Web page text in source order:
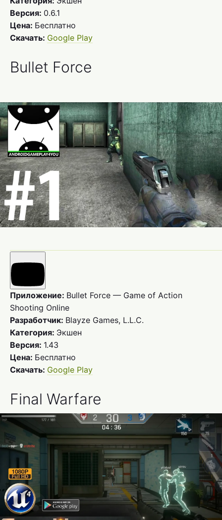
Версия: 0.6.1
Цена: Бесплатно
Скачать: Google Play
Bullet Force
Приложение: Bullet Force — Game of Action
Shooting Online
Разработчик: Blayze Games, L.L.C.
Категория: Экшен
Версия: 1.43
Цена: Бесплатно
Скачать: Google Play
Final Warfare